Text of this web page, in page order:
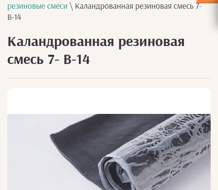
резиновые смеси \ Каландрованная резиновая смесь 7-
В-14
Каландрованная резиновая
смесь 7- В-14